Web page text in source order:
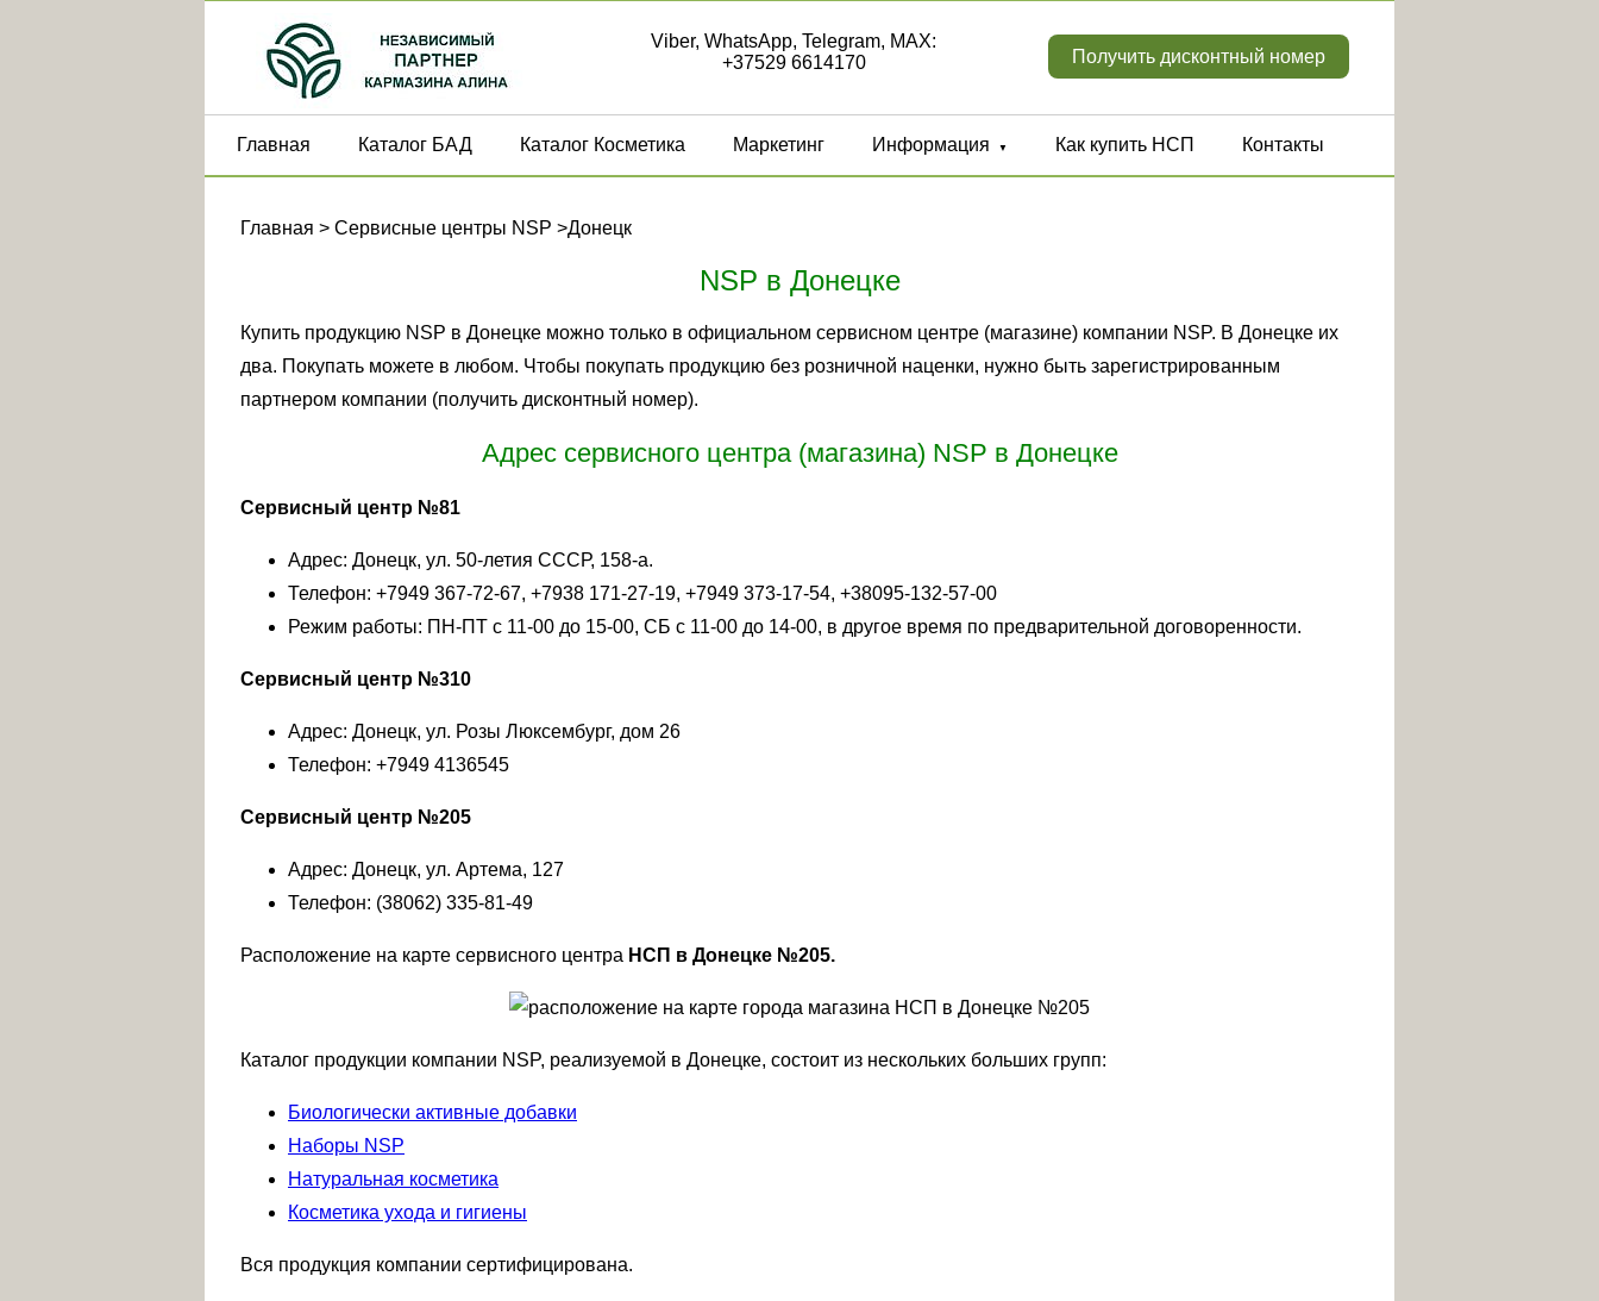
Viber, WhatsApp, Telegram, MAX:
+37529 6614170
Получить дисконтный номер
Главная Каталог БАД Каталог Косметика Маркетинг Информация ▼ Как купить НСП Контакты
Главная > Сервисные центры NSP >Донецк
NSP в Донецке
Купить продукцию NSP в Донецке можно только в официальном сервисном центре (магазине) компании NSP. В Донецке их
два. Покупать можете в любом. Чтобы покупать продукцию без розничной наценки, нужно быть зарегистрированным
партнером компании (получить дисконтный номер).
Адрес сервисного центра (магазина) NSP в Донецке
Сервисный центр №81
Адрес: Донецк, ул. 50-летия СССР, 158-а.
Телефон: +7949 367-72-67, +7938 171-27-19, +7949 373-17-54, +38095-132-57-00
Режим работы: ПН-ПТ с 11-00 до 15-00, СБ с 11-00 до 14-00, в другое время по предварительной договоренности.
Сервисный центр №310
Адрес: Донецк, ул. Розы Люксембург, дом 26
Телефон: +7949 4136545
Сервисный центр №205
Адрес: Донецк, ул. Артема, 127
Телефон: (38062) 335-81-49
Расположение на карте сервисного центра НСП в Донецке №205.
Каталог продукции компании NSP, реализуемой в Донецке, состоит из нескольких больших групп:
Биологически активные добавки
Наборы NSP
Натуральная косметика
Косметика ухода и гигиены
Вся продукция компании сертифицирована.